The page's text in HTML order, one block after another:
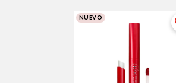
NUEVO